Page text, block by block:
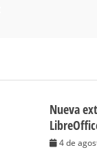
Nueva
4 de